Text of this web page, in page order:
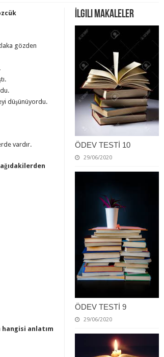
İlgili Makaleler
ÖDEV TESTİ 10
29/06/2020
ÖDEV TESTİ 9
29/06/2020
gözden
düşünüyordu.
vardır.
hangisi anlatım